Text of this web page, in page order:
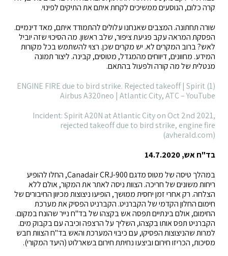
קרה כלום, הנוסעים ממשיכים לקחת איתם את התיקים לפינוי.
שורה תחתונה. המצבים שאנחנו עלולים להתמודד איתם, מאד דינמיים.
הפסקת המראה עקב פגיעת ציפור, שלב ראשון. מה הסיכוי שזה יוביל
לאש? ברוב המקרים לא. יש מקרים שכן. רצוי להשתמש בכל מקורות
המידע. מחוונים, דיווחים מהמגדל, מטוסים, קבינה. ליצור תמונה
מנטלית של מה קורה ולפעול בהתאם.
(1) ENGINE FIRE due to bird strike. Rejected takeoff | Spirit
Airbus A320neo | Atlantic City, ATC – YouTube
Incident: Spirit A20N at Atlantic City on Oct 2nd 2021,
rejected takeoff due to bird strike, engine fire
(avherald.com)
בד"ח אש, 14.7.2020
במהלך טיסה של מטוס מדגם Canadair CRJ-900, החלו להופיע
ריחות משונים של חריכה. הצוות ניסה לאתר את המקור, אולם ללא
הצלחה. רק אחרי זמן יחסית ממושך, הופיעו ניצוצות מכיוון החיבורים של
חימום החלון הקדמי של הקברניט. הקברניט הפסיק את מערכת
החימום, אולם בינתיים תפסה אש בקצהו של בד"ח נייר שהונח במקום.
הקברניט תפס אותו בקצהו, השליך על הרצפה וכיבה עם בקבוק מים.
למרות שהניצוצות הפסיקו, עם כיבוי המערכת והאש בד"ח הצוות חבש
מסיכות, הכריזו חירום וביצעו נחיתת חירום בשארלוט (היעד המקורי).